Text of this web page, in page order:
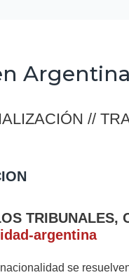
//
TRIBUNALES,
argentina
se